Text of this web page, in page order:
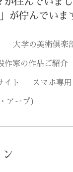
が佇んでいま
大学の美術倶楽
作家の作品ご紹介
イト スマホ専
アープ）